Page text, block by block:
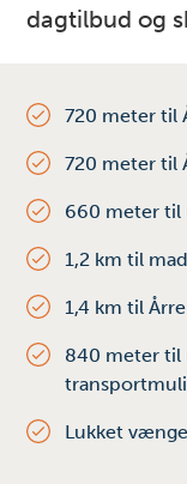
dagtilbud og
720 meter til
720 meter til
660 meter
1,2 km til
1,4 km til
840 meter
Lukket vænge